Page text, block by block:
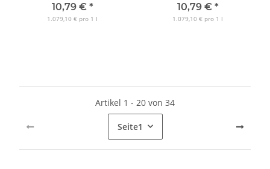
10,79 € *
1.079,10 € pro 1 l
10,79 € *
1.079,10 € pro 1 l
Artikel 1 - 20 von 34
Seite1